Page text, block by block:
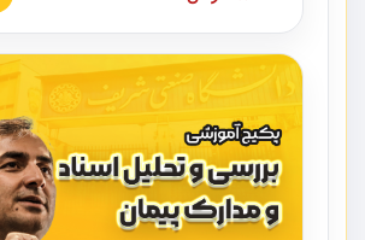
مدارک پیمان به همراه تجربیات عملی ارائه